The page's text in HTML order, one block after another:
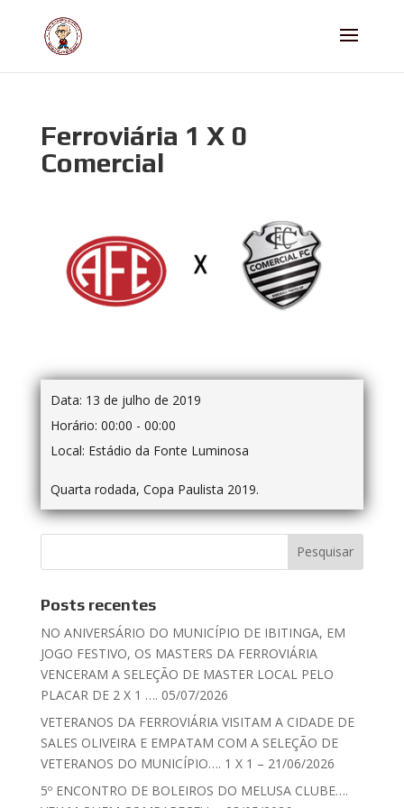
Ferroviária 1 X 0
Comercial
Data: 13 de julho de 2019
Horário: 00:00 - 00:00
Local: Estádio da Fonte Luminosa
Quarta rodada, Copa Paulista 2019.
Posts recentes
NO ANIVERSÁRIO DO MUNICÍPIO DE IBITINGA, EM
JOGO FESTIVO, OS MASTERS DA FERROVIÁRIA
VENCERAM A SELEÇÃO DE MASTER LOCAL PELO
PLACAR DE 2 X 1 …. 05/07/2026
VETERANOS DA FERROVIÁRIA VISITAM A CIDADE DE
SALES OLIVEIRA E EMPATAM COM A SELEÇÃO DE
VETERANOS DO MUNICÍPIO…. 1 X 1 – 21/06/2026
5º ENCONTRO DE BOLEIROS DO MELUSA CLUBE….